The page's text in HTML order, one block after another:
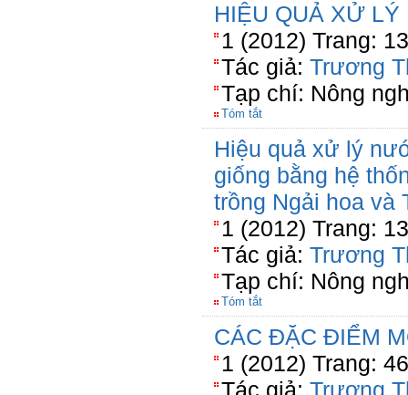
HIỆU QUẢ XỬ
1 (2012) Trang:
Tác giả: Trương
Tạp chí: Nông
Tóm tắt
Hiệu quả xử lý
giống bằng hệ
trồng Ngải hoa và
1 (2012) Trang:
Tác giả: Trương
Tạp chí: Nông
Tóm tắt
CÁC ĐẶC ĐIỂM
1 (2012) Trang: 46
Tác giả: Trương